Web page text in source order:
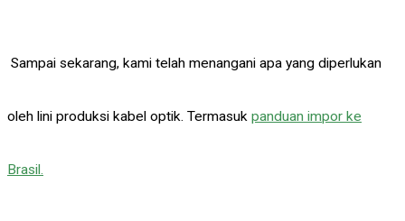
Sampai sekarang, kami telah menangani apa yang diperlukan
oleh lini produksi kabel optik. Termasuk panduan impor ke
Brasil.